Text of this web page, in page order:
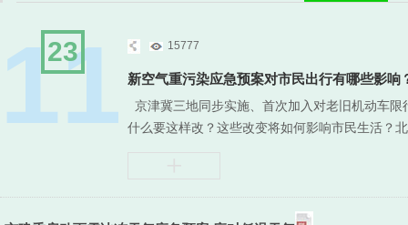
11
23 15777
新空气重污染应急预案对市民出行有哪些影响
京津冀三地同步实施、首次加入对老旧机动车
什么要这样改？这些改变将如何影响市民生活？